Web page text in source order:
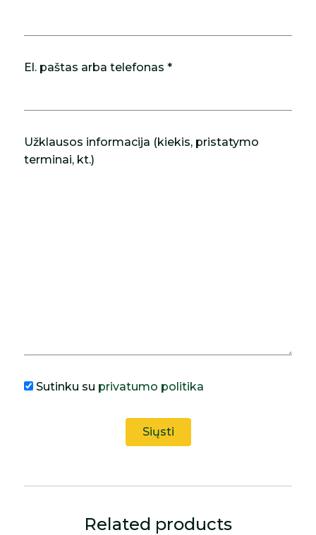
El. paštas arba telefonas *
Užklausos informacija (kiekis, pristatymo
terminai, kt.)
Sutinku su privatumo politika
Related products